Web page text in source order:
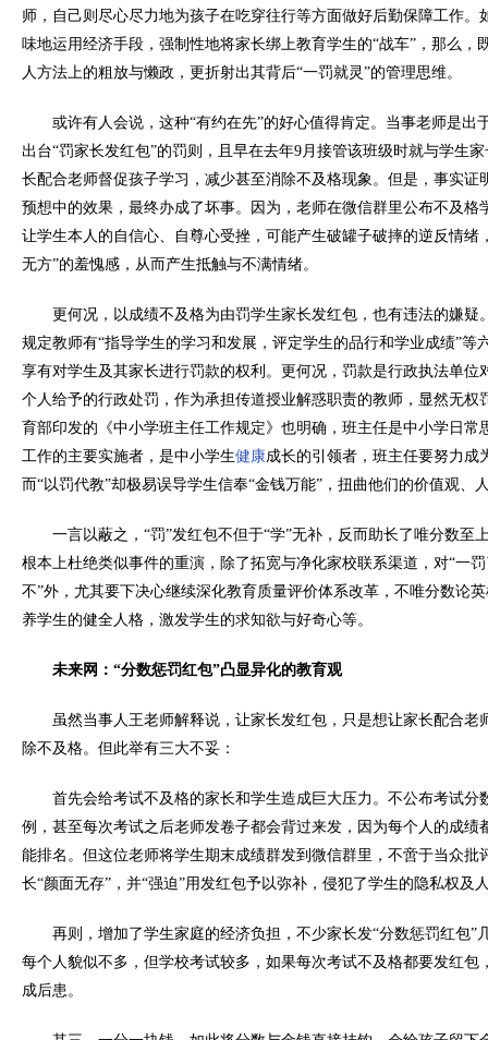
师，自己则尽心尽力地为孩子在吃穿往行等方面做好后勤保障工作。
味地运用经济手段，强制性地将家长绑上教育学生的“战车”，那么，
人方法上的粗放与懒政，更折射出其背后“一罚就灵”的管理思维。
或许有人会说，这种“有约在先”的好心值得肯定。当事老师是出
出台“罚家长发红包”的罚则，且早在去年9月接管该班级时就与学生
长配合老师督促孩子学习，减少甚至消除不及格现象。但是，事实证
预想中的效果，最终办成了坏事。因为，老师在微信群里公布不及格
让学生本人的自信心、自尊心受挫，可能产生破罐子破摔的逆反情绪
无方”的羞愧感，从而产生抵触与不满情绪。
更何况，以成绩不及格为由罚学生家长发红包，也有违法的嫌疑
规定教师有“指导学生的学习和发展，评定学生的品行和学业成绩”等
享有对学生及其家长进行罚款的权利。更何况，罚款是行政执法单位
个人给予的行政处罚，作为承担传道授业解惑职责的教师，显然无权
育部印发的《中小学班主任工作规定》也明确，班主任是中小学日常
工作的主要实施者，是中小学生健康成长的引领者，班主任要努力成
而“以罚代教”却极易误导学生信奉“金钱万能”，扭曲他们的价值观、
一言以蔽之，“罚”发红包不但于“学”无补，反而助长了唯分数至
根本上杜绝类似事件的重演，除了拓宽与净化家校联系渠道，对“一
不”外，尤其要下决心继续深化教育质量评价体系改革，不唯分数论
养学生的健全人格，激发学生的求知欲与好奇心等。
未来网：“分数惩罚红包”凸显异化的教育观
虽然当事人王老师解释说，让家长发红包，只是想让家长配合老
除不及格。但此举有三大不妥：
首先会给考试不及格的家长和学生造成巨大压力。不公布考试分
例，甚至每次考试之后老师发卷子都会背过来发，因为每个人的成绩
能排名。但这位老师将学生期末成绩群发到微信群里，不啻于当众批
长“颜面无存”，并“强迫”用发红包予以弥补，侵犯了学生的隐私权及
再则，增加了学生家庭的经济负担，不少家长发“分数惩罚红包”
每个人貌似不多，但学校考试较多，如果每次考试不及格都要发红包
成后患。